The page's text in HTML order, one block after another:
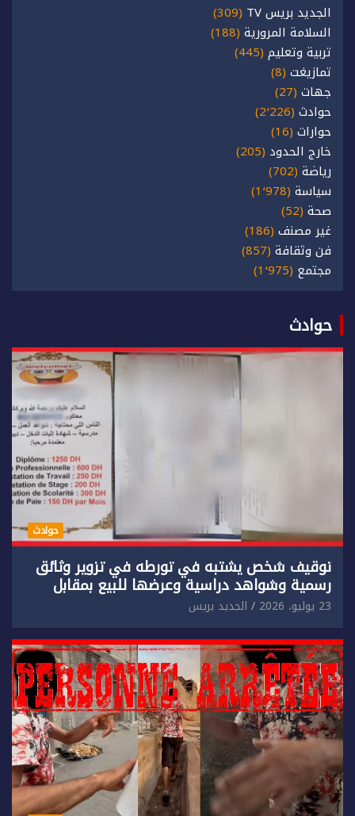
الجديد بريس TV
(309)
السلامة المرورية (188)
تربية وتعليم (445)
تمازيغت (8)
جهات (27)
حوادث (2٬226)
حوارات (16)
خارج الحدود (205)
رياضة (702)
سياسة (1٬978)
صحة (52)
غير مصنف (186)
فن وثقافة (857)
مجتمع (1٬975)
حوادث
حوادث
توقيف شخص يشتبه في تورطه في تزوير وثائق
رسمية وشواهد دراسية وعرضها للبيع بمقابل
مادي.
23 يوليو، 2026 الجديد بريس